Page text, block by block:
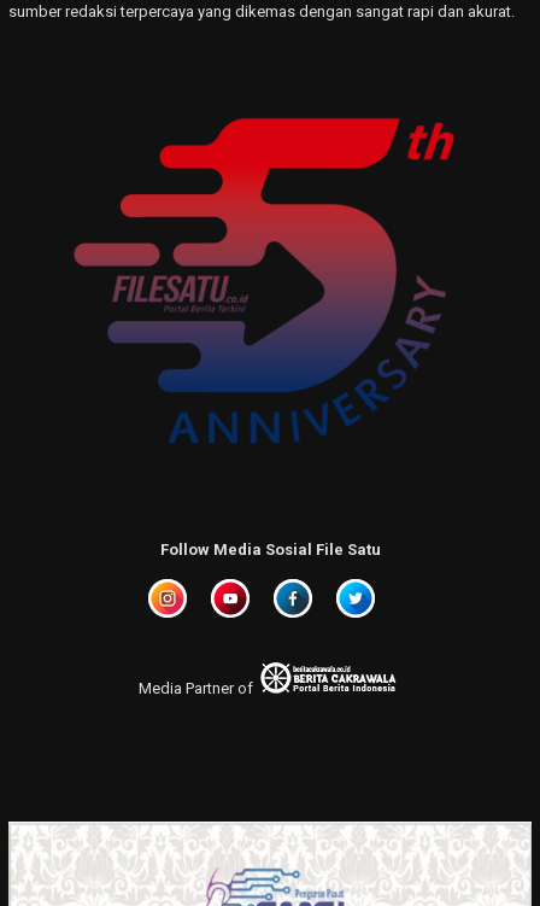
sumber redaksi terpercaya yang dikemas dengan sangat rapi dan akurat.
Follow Media Sosial File Satu
Media Partner of